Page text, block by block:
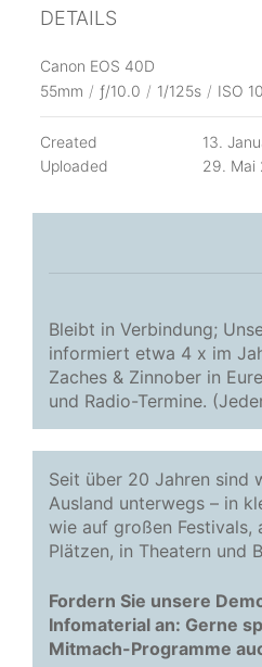
DETAILS
Canon EOS 40D
55mm / ƒ/10.0 / 1/125s / ISO
Created
13.
Uploaded
29. Mai
Bleibt in Verbindung;
informiert etwa 4 x im
Zaches & Zinnober in
und Radio-Termine.
Seit über 20 Jahren sind
Ausland unterwegs – in
wie auf großen Festivals,
Plätzen, in Theatern und
Fordern Sie unsere
Infomaterial an: Gerne
Mitmach-Programme